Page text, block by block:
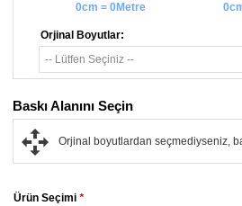
0cm = 0Metre
Orjinal Boyutlar:
*
Ürün Seçimi
Baskı Alanını Seçin
Orjinal boyutlardan seçmediyseniz,